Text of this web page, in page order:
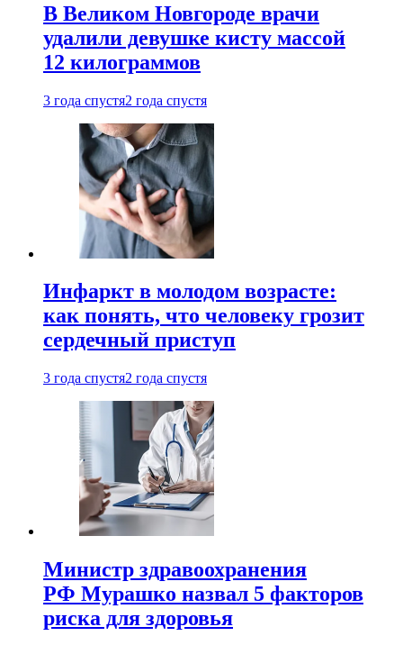
В Великом Новгороде врачи
удалили девушке кисту массой
12 килограммов
3 года спустя2 года спустя
Инфаркт в молодом возрасте:
как понять, что человеку грозит
сердечный приступ
3 года спустя2 года спустя
Министр здравоохранения
РФ Мурашко назвал 5 факторов
риска для здоровья